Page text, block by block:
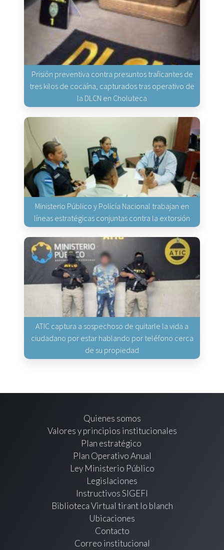
Prisión preventiva contra presuntos traficantes de
tres kilos de cocaína, capturados tras operativo de
la DLCN en Choluteca
Ministerio Público y Policía Nacional trabajan en
líneas estratégicas conjuntas contra la extorsión
ATIC captura a sospechoso de quitarle la vida a
ciudadano por estar hablando por teléfono cerca
de su propiedad
Quienes somos
Valores y principios institucionales
Plan estratégico
Plan Operativo Anual
Ley Ministerio Público
Legislaciones
Instructivos SIGEFI
Biblioteca Virtual tirant lo blanch
Ubicaciones
Contacto
Correo institucional